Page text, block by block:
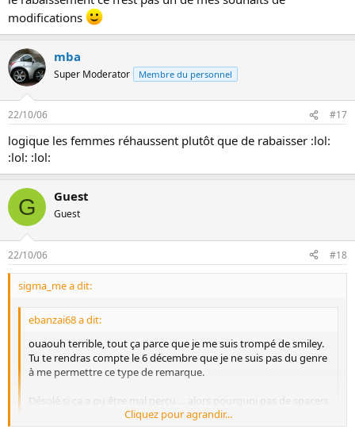
modifications
mba
Super Moderator Membre du personnel
22/10/06 #17
logique les femmes réhaussent plutôt que de rabaisser :lol:
:lol: :lol:
G Guest
Guest
22/10/06 #18
sigma_me a dit:
ebanzai68 a dit:
ouaouh terrible, tout ça parce que je me suis trompé de smiley.
Tu te rendras compte le 6 décembre que je ne suis pas du genre
à me permettre ce type de remarque.
Désolé si ça a pu être mal perçu ... alors pourquoi pas de spacers
Cliquez pour agrandir...
Cliquez pour agrandir...